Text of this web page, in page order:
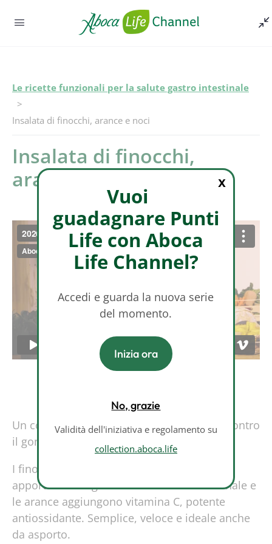
Le ricette funzionali per la salute gastro intestinale
Episodio -
Insalata di finocchi, arance e noci
Insalata di finocchi,
arance e noci
X
Vuoi
guadagnare Punti
Life con Aboca
Life Channel?
Accedi e guarda la nuova serie
del momento.
Inizia ora
No, grazie
Validità dell'iniziativa e regolamento su
collection.aboca.life
Un contorno fresco e funzionale, perfetto contro
il gonfiore addominale.
I finocchi favoriscono la digestione, le noci
apportano omega-3 utili al transito intestinale e
le arance aggiungono vitamina C, potente
antiossidante. Semplice, veloce e ideale anche
da asporto.